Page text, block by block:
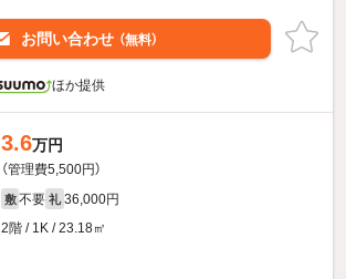
お問い合わせ （無料）
ほか提供
3.6万円
（管理費5,500円）
敷 不要 礼 36,000円
2階 / 1K / 23.18㎡